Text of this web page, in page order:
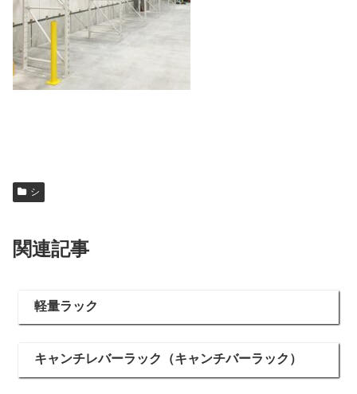
シ
関連記事
軽量ラック
キャンチレバーラック（キャンチバーラック）